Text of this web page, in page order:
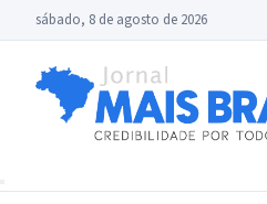
sábado, 8 de agosto de 2026